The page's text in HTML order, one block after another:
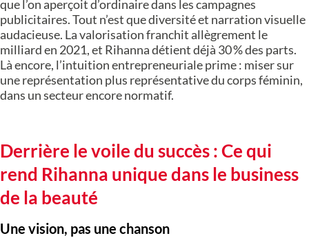
que l’on aperçoit d’ordinaire dans les campagnes
publicitaires. Tout n’est que diversité et narration visuelle
audacieuse. La valorisation franchit allègrement le
milliard en 2021, et Rihanna détient déjà 30 % des parts.
Là encore, l’intuition entrepreneuriale prime : miser sur
une représentation plus représentative du corps féminin,
dans un secteur encore normatif.
Derrière le voile du succès : Ce qui
rend Rihanna unique dans le business
de la beauté
Une vision, pas une chanson